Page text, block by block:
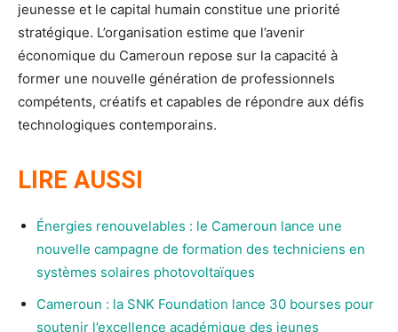
jeunesse et le capital humain constitue une priorité
stratégique. L’organisation estime que l’avenir
économique du Cameroun repose sur la capacité à
former une nouvelle génération de professionnels
compétents, créatifs et capables de répondre aux défis
technologiques contemporains.
LIRE AUSSI
Énergies renouvelables : le Cameroun lance une
nouvelle campagne de formation des techniciens en
systèmes solaires photovoltaïques
Cameroun : la SNK Foundation lance 30 bourses pour
soutenir l’excellence académique des jeunes